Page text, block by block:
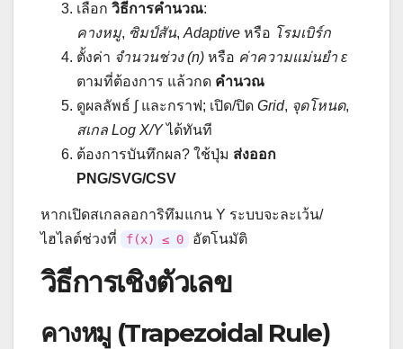
เลือก วิธีการคำนวณ:
คางหมู, ซิมป์สัน, Adaptive หรือ โรมเบิร์ก
ตั้งค่า จำนวนช่วง (n) หรือ ค่าความแม่นยำ ε
ตามที่ต้องการ แล้วกด คำนวณ
ดูผลลัพธ์ ∫ และกราฟ; เปิด/ปิด Grid, จุดโหนด,
สเกล Log X/Yได้ทันที
ต้องการบันทึกผล? ใช้ปุ่ม ส่งออก
PNG/SVG/CSV
หากเปิดสเกลลอการิทึมแกน Y ระบบจะละเว้น/
ไฮไลต์ช่วงที่
f(x) ≤ 0 อัตโนมัติ
วิธีการเชิงตัวเลข
คางหมู (Trapezoidal Rule)